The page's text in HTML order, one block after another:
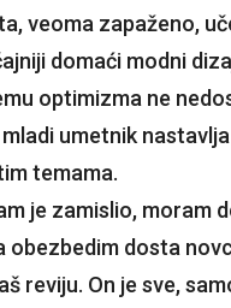
veoma zapaženo,
domaći modni
optimizma ne
umetnik
temama.
je zamislio, moram
dosta
reviju. On je sve,